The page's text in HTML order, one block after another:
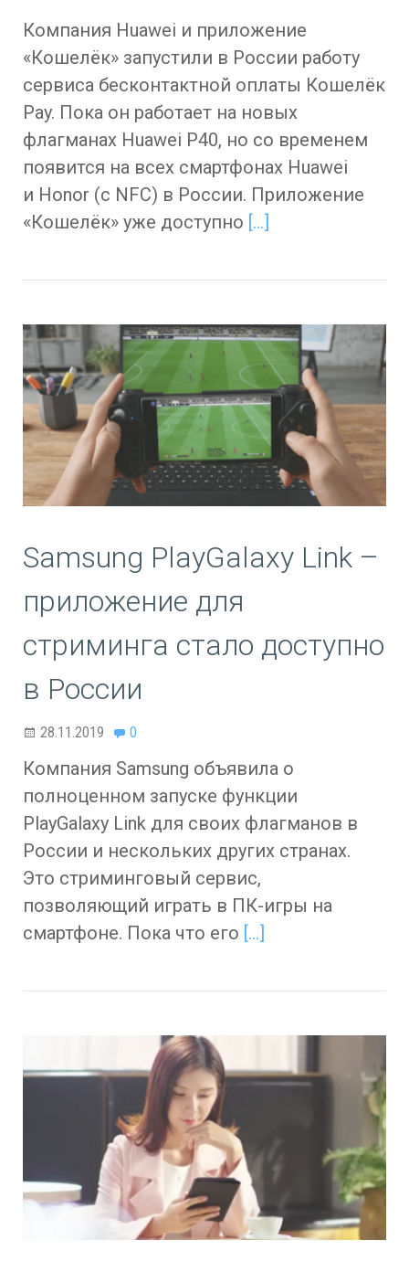
Компания Huawei и приложение
«Кошелёк» запустили в России работу
сервиса бесконтактной оплаты Кошелёк
Pay. Пока он работает на новых
флагманах Huawei P40, но со временем
появится на всех смартфонах Huawei
и Honor (c NFC) в России. Приложение
«Кошелёк» уже доступно […]
Samsung PlayGalaxy Link –
приложение для
стриминга стало доступно
в России
28.11.2019 0
Компания Samsung объявила о
полноценном запуске функции
PlayGalaxy Link для своих флагманов в
России и нескольких других странах.
Это стриминговый сервис,
позволяющий играть в ПК-игры на
смартфоне. Пока что его […]